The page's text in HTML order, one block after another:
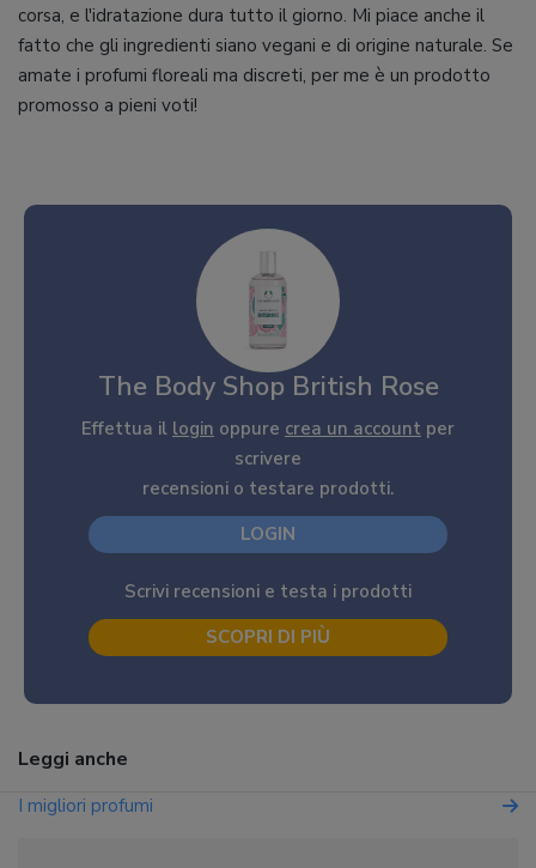
corsa, e l'idratazione dura tutto il giorno. Mi piace anche il
fatto che gli ingredienti siano vegani e di origine naturale. Se
amate i profumi floreali ma discreti, per me è un prodotto
promosso a pieni voti!
The Body Shop British Rose
Effettua il login oppure crea un account per
scrivere
recensioni o testare prodotti.
LOGIN
Scrivi recensioni e testa i prodotti
SCOPRI DI PIÙ
Leggi anche
I migliori profumi